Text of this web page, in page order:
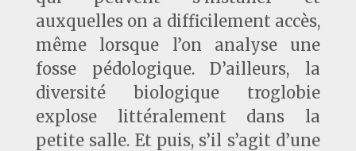
auxquelles on a difficilement accès,
même lorsque l’on analyse une
fosse pédologique. D’ailleurs, la
diversité biologique troglobie
explose littéralement dans la
petite salle. Et puis, s’il s’agit d’une